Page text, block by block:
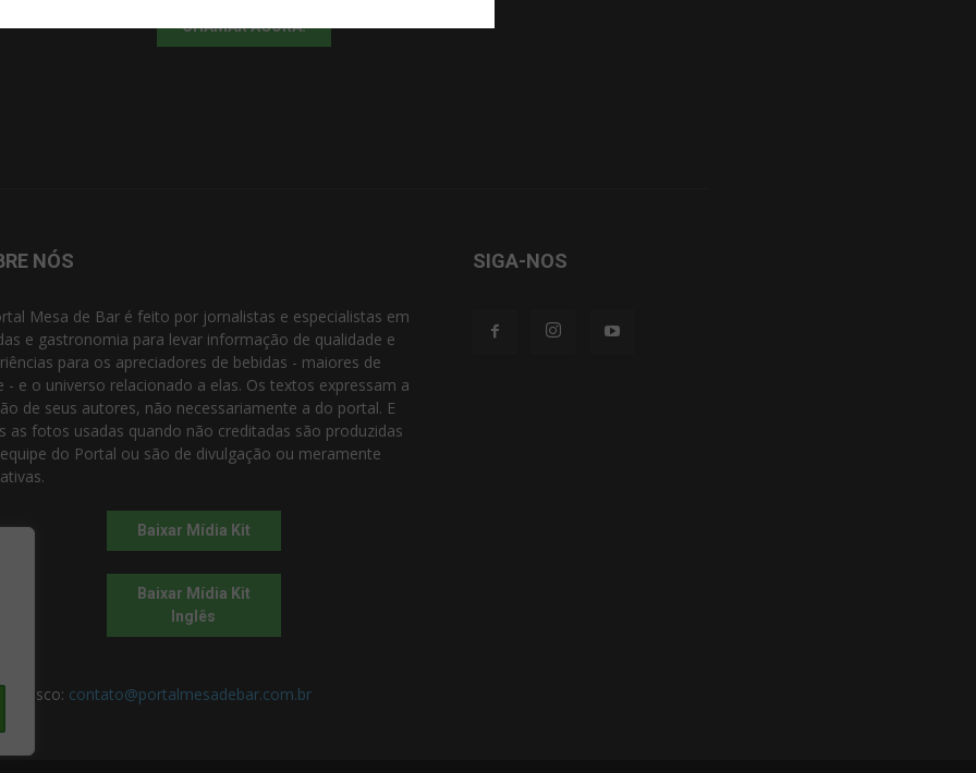
CHAMAR AGORA!
NÓS
Mesa de Bar é feito por jornalistas e especialistas em
e gastronomia para levar informação de qualidade e
para os apreciadores de bebidas - maiores de
- e o universo relacionado a elas. Os textos expressam a
de seus autores, não necessariamente a do portal. E
as fotos usadas quando não creditadas são produzidas
do Portal ou são de divulgação ou meramente
Baixar Mídia Kit
Baixar Mídia Kit
Inglês
contato@portalmesadebar.com.br
SIGA-NOS